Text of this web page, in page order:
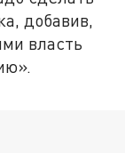
добавив,
власть